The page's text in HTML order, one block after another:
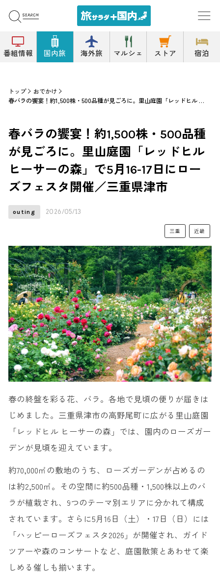
番組情報 国内旅 海外旅 マルシェ ストア 宿泊
トップ
おでかけ
春バラの饗宴！約1,500株・500品種が見ごろに。里山庭園「レッドヒル ヒーサーの森」で5月16-17日にローズフェスタ開催／三重県津市
春バラの饗宴！約1,500株・500品種
が見ごろに。里山庭園「レッドヒル
ヒーサーの森」で5月16-17日にロー
ズフェスタ開催／三重県津市
outing 2026/05/13
三重 近畿
春の終盤を彩る花、バラ。各地で見頃の便りが届きは
じめました。三重県津市の高野尾町に広がる里山庭園
「レッドヒル ヒーサーの森」では、園内のローズガー
デンが見頃を迎えています。
約70,000㎡の敷地のうち、ローズガーデンが占めるの
は約2,500㎡。その空間に約500品種・1,500株以上のバ
ラが植栽され、9つのテーマ別エリアに分かれて構成
されています。さらに5月16日（土）・17日（日）には
「ハッピーローズフェスタ2026」が開催され、ガイド
ツアーや森のコンサートなど、庭園散策とあわせて楽
しめる催しも揃います。